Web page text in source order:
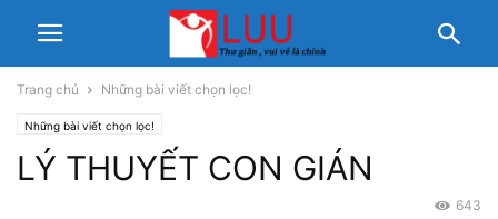
Trang chủ Những bài viết chọn lọc!
Những bài viết chọn lọc!
LÝ THUYẾT CON GIÁN
643